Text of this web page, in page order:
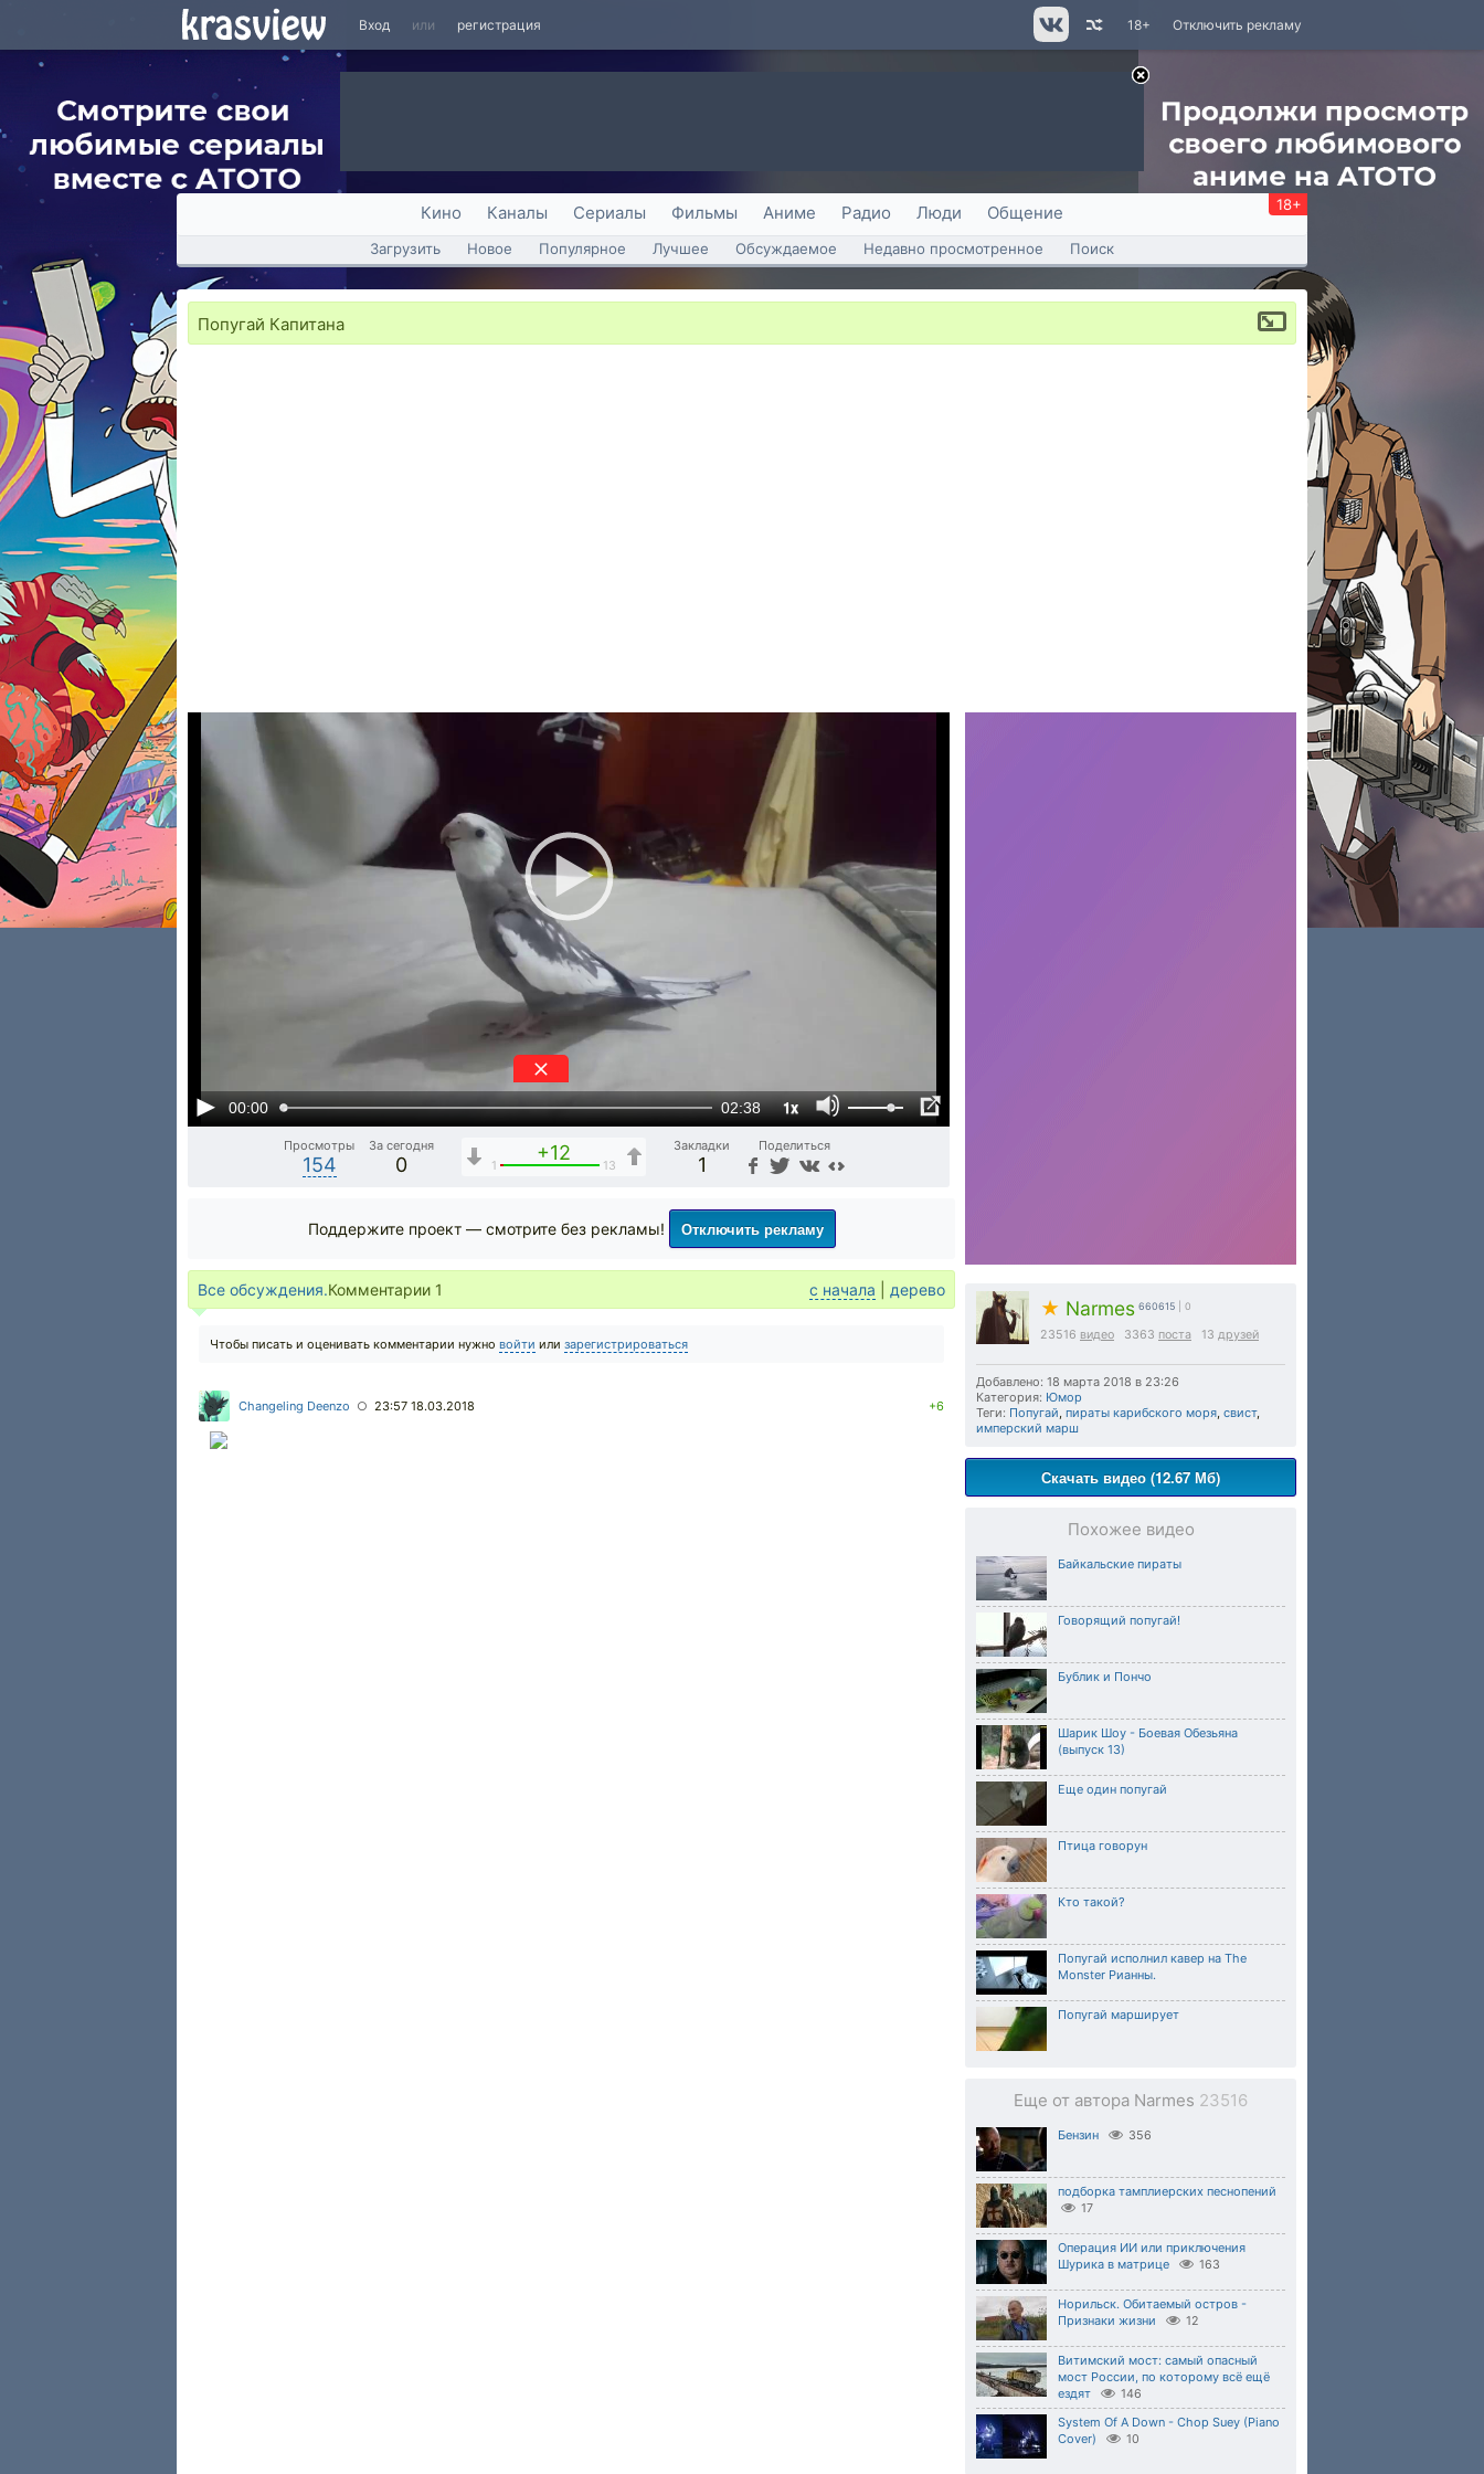
Вход или регистрация Отключить рекламу
18+
Кино Каналы Сериалы Фильмы Аниме Радио Люди Общение 18+
Загрузить Новое Популярное Лучшее Обсуждаемое Недавно просмотренное Поиск
Попугай Капитана
00:00 02:38 1x
Просмотры
154
За сегодня
0
+12
1 13
Закладки
1
Поделиться
★ Narmes 660615 | 0
23516 видео 3363 поста 13 друзей
Добавлено: 18 марта 2018 в 23:26
Категория: Юмор
Теги: Попугай, пираты карибского моря, свист,
имперский марш
Скачать видео (12.67 Мб)
Похожее видео
Байкальские пираты
Говорящий попугай!
Бублик и Пончо
Шарик Шоу - Боевая Обезьяна
(выпуск 13)
Еще один попугай
Птица говорун
Кто такой?
Попугай исполнил кавер на The
Monster Рианны.
Попугай марширует
Еще от автора Narmes 23516
Бензин 356
подборка тамплиерских песнопений
17
Операция ИИ или приключения
Шурика в матрице
163
Норильск. Обитаемый остров -
Признаки жизни
12
Витимский мост: самый опасный
мост России, по которому всё ещё
ездят
146
System Of A Down - Chop Suey (Piano
Cover)
10
Поддержите проект — смотрите без рекламы! Отключить рекламу
Все обсуждения.Комментарии 1 с начала дерево
Чтобы писать и оценивать комментарии нужно войти или зарегистрироваться
Changeling Deenzo ○ 23:57 18.03.2018 +6